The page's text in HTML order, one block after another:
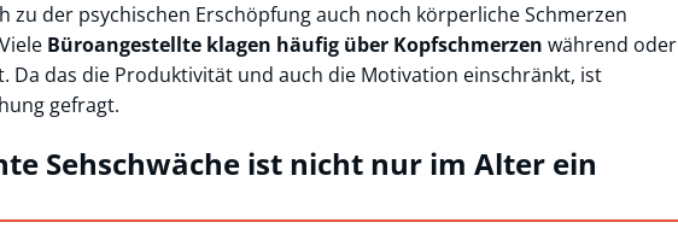
zu der psychischen Erschöpfung auch noch körperliche Schmerzen
Büroangestellte klagen häufig über Kopfschmerzen während oder
Da das die Produktivität und auch die Motivation einschränkt, ist
gefragt.
Sehschwäche ist nicht nur im Alter ein